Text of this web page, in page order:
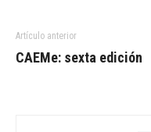
Artículo anterior
CAEMe: sexta edición